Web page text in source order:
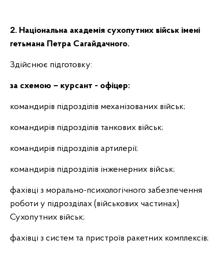
2. Національна академія сухопутних військ імені
гетьмана Петра Сагайдачного.
Здійснює підготовку:
за схемою – курсант - офіцер:
командирів підрозділів механізованих військ;
командирів підрозділів танкових військ;
командирів підрозділів артилерії;
командирів підрозділів інженерних військ;
фахівці з морально-психологічного забезпечення
роботи у підрозділах (військових частинах)
Сухопутних військ;
фахівці з систем та пристроїв ракетних комплексів;